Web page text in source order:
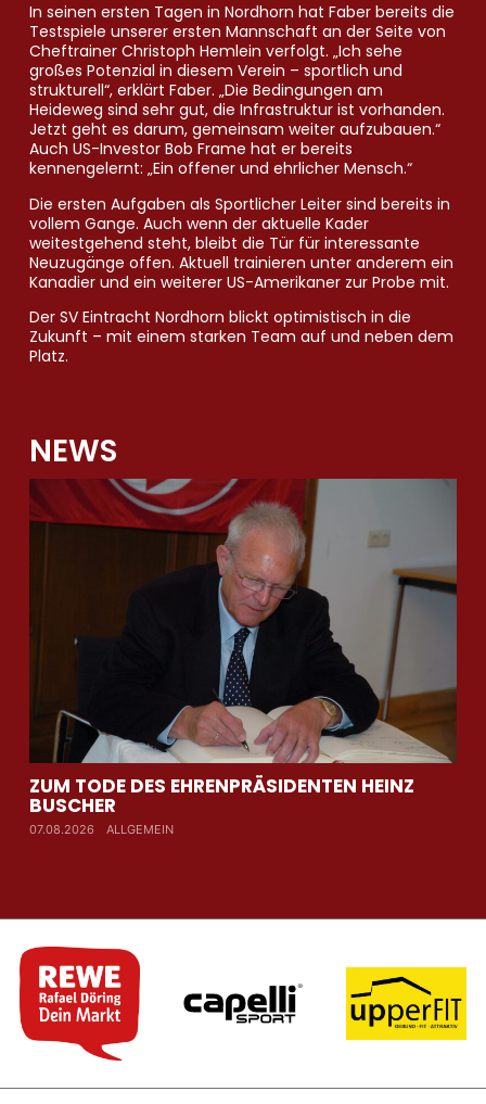
In seinen ersten Tagen in Nordhorn hat Faber bereits die
Testspiele unserer ersten Mannschaft an der Seite von
Cheftrainer Christoph Hemlein verfolgt. „Ich sehe
großes Potenzial in diesem Verein – sportlich und
strukturell“, erklärt Faber. „Die Bedingungen am
Heideweg sind sehr gut, die Infrastruktur ist vorhanden.
Jetzt geht es darum, gemeinsam weiter aufzubauen.“
Auch US-Investor Bob Frame hat er bereits
kennengelernt: „Ein offener und ehrlicher Mensch.“
Die ersten Aufgaben als Sportlicher Leiter sind bereits in
vollem Gange. Auch wenn der aktuelle Kader
weitestgehend steht, bleibt die Tür für interessante
Neuzugänge offen. Aktuell trainieren unter anderem ein
Kanadier und ein weiterer US-Amerikaner zur Probe mit.
Der SV Eintracht Nordhorn blickt optimistisch in die
Zukunft – mit einem starken Team auf und neben dem
Platz.
NEWS
ZUM TODE DES EHRENPRÄSIDENTEN HEINZ
BUSCHER
07.08.2026 ALLGEMEIN